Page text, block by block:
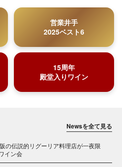
営業井手
2025ベスト6
15周年
殿堂入りワイン
Newsを全て見る
の伝説的リグーリア料理店が一夜限
イン会